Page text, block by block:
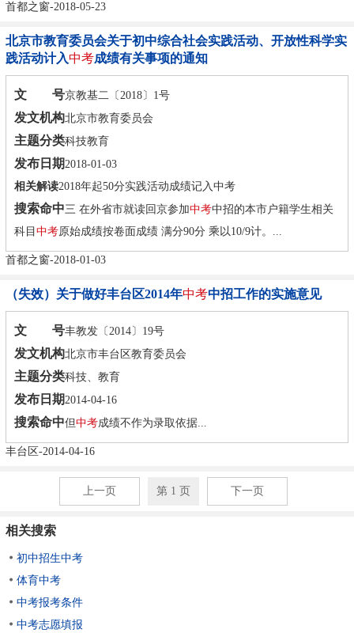
首都之窗-2018-05-23
北京市教育委员会关于初中综合社会实践活动、开放性科学实
践活动计入中考成绩有关事项的通知
文 号京教基二〔2018〕1号
发文机构北京市教育委员会
主题分类科技教育
发布日期2018-01-03
相关解读2018年起50分实践活动成绩记入中考
搜索命中三 在外省市就读回京参加中考中招的本市户籍学生相关
科目 中考原始成绩按卷面成绩 满分90分 乘以10/9计。...
首都之窗-2018-01-03
（失效）关于做好丰台区2014年中考中招工作的实施意见
文 号丰教发〔2014〕19号
发文机构北京市丰台区教育委员会
主题分类科技、教育
发布日期2014-04-16
搜索命中但中考成绩不作为录取依据...
丰台区-2014-04-16
上一页 第 1 页 下一页
相关搜索
初中招生中考
体育中考
中考报考条件
中考志愿填报